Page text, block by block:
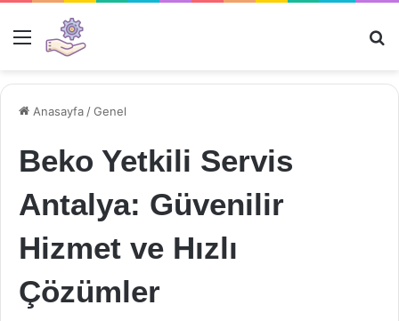
Menü
Anasayfa /Genel
Beko Yetkili Servis
Antalya: Güvenilir
Hizmet ve Hızlı
Çözümler